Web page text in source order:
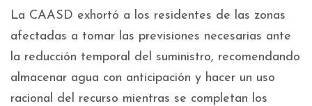
La CAASD exhortó a los residentes de las zonas
afectadas a tomar las previsiones necesarias ante
la reducción temporal del suministro, recomendando
almacenar agua con anticipación y hacer un uso
racional del recurso mientras se completan los